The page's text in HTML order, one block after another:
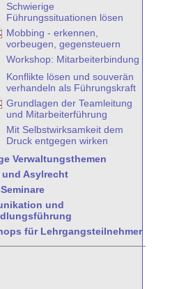
Schwierige
Führungssituationen lösen
Mobbing - erkennen,
vorbeugen, gegensteuern
Workshop: Mitarbeiterbindung
Konflikte lösen und souverän
verhandeln als Führungskraft
Grundlagen der Teamleitung
und Mitarbeiterführung
Mit Selbstwirksamkeit dem
Druck entgegen wirken
Verwaltungsthemen
und Asylrecht
und
für Lehrgangsteilnehmer